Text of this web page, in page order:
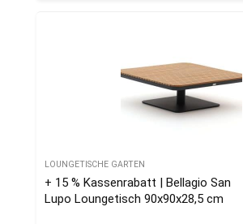
LOUNGETISCHE GARTEN
+ 15 % Kassenrabatt | Bellagio San
Lupo Loungetisch 90x90x28,5 cm